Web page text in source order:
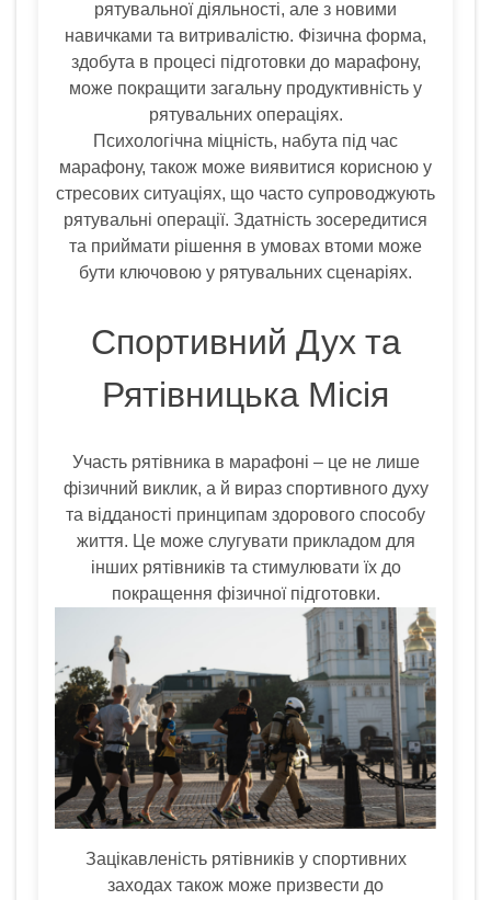
рятувальної діяльності, але з новими
навичками та витривалістю. Фізична форма,
здобута в процесі підготовки до марафону,
може покращити загальну продуктивність у
рятувальних операціях.
Психологічна міцність, набута під час
марафону, також може виявитися корисною у
стресових ситуаціях, що часто супроводжують
рятувальні операції. Здатність зосередитися
та приймати рішення в умовах втоми може
бути ключовою у рятувальних сценаріях.
Спортивний Дух та
Рятівницька Місія
Участь рятівника в марафоні – це не лише
фізичний виклик, а й вираз спортивного духу
та відданості принципам здорового способу
життя. Це може слугувати прикладом для
інших рятівників та стимулювати їх до
покращення фізичної підготовки.
Зацікавленість рятівників у спортивних
заходах також може призвести до